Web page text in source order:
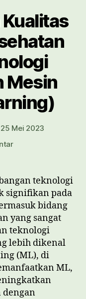
Mesin
25 Mei 2023
pada
Perawatan
Kesehatan
dengan
Teknologi
Pembelajaran
Mesin
(Machine
Learning)
teknologi
signifikan pada
bidang
yang sangat
teknologi
lebih dikenal
(ML), di
ML,
dengan